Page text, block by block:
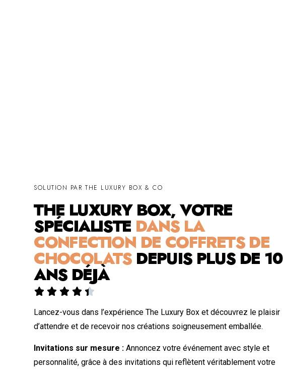
SOLUTION PAR THE LUXURY BOX & CO
THE LUXURY BOX, VOTRE
SPÉCIALISTE DANS LA
CONFECTION DE COFFRETS DE
CHOCOLATS DEPUIS PLUS DE 10
ANS DÉJÀ
    
Lancez-vous dans l’expérience The Luxury Box et découvrez le plaisir
d’attendre et de recevoir nos créations soigneusement emballée.
Invitations sur mesure : Annoncez votre événement avec style et
personnalité, grâce à des invitations qui reflètent véritablement votre